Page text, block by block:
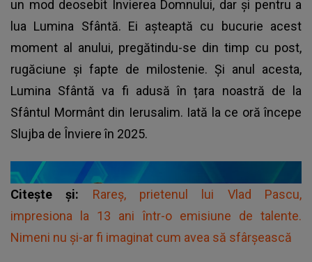
un mod deosebit Învierea Domnului, dar și pentru a
lua Lumina Sfântă. Ei așteaptă cu bucurie acest
moment al anului, pregătindu-se din timp cu post,
rugăciune și fapte de milostenie. Și anul acesta,
Lumina Sfântă va fi adusă în țara noastră de la
Sfântul Mormânt din Ierusalim. Iată la ce oră începe
Slujba de Înviere în 2025.
Citește și: Rareș, prietenul lui Vlad Pascu,
impresiona la 13 ani într-o emisiune de talente.
Nimeni nu și-ar fi imaginat cum avea să sfârșească